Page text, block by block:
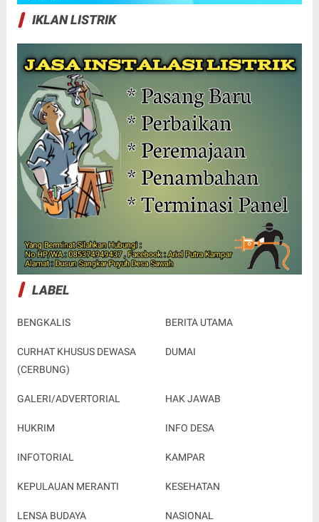
IKLAN LISTRIK
LABEL
BENGKALIS BERITA UTAMA
CURHAT KHUSUS DEWASA
(CERBUNG)
DUMAI
GALERI/ADVERTORIAL HAK JAWAB
HUKRIM INFO DESA
INFOTORIAL KAMPAR
KEPULAUAN MERANTI KESEHATAN
LENSA BUDAYA NASIONAL